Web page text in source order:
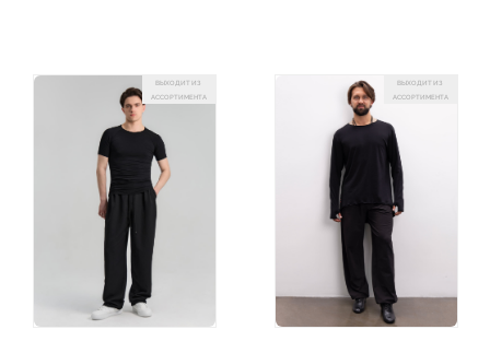
ВЫХОДИТ ИЗ
АССОРТИМЕНТА
ВЫХОДИТ ИЗ
АССОРТИМЕНТА